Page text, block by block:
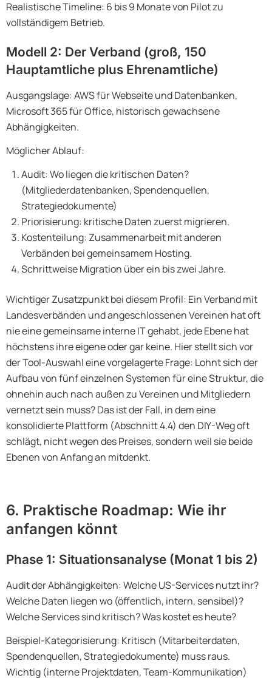
Realistische Timeline: 6 bis 9 Monate von Pilot zu
vollständigem Betrieb.
Modell 2: Der Verband (groß, 150
Hauptamtliche plus Ehrenamtliche)
Ausgangslage: AWS für Webseite und Datenbanken,
Microsoft 365 für Office, historisch gewachsene
Abhängigkeiten.
Möglicher Ablauf:
Audit: Wo liegen die kritischen Daten?
(Mitgliederdatenbanken, Spendenquellen,
Strategiedokumente)
Priorisierung: kritische Daten zuerst migrieren.
Kostenteilung: Zusammenarbeit mit anderen
Verbänden bei gemeinsamem Hosting.
Schrittweise Migration über ein bis zwei Jahre.
Wichtiger Zusatzpunkt bei diesem Profil: Ein Verband mit
Landesverbänden und angeschlossenen Vereinen hat oft
nie eine gemeinsame interne IT gehabt, jede Ebene hat
höchstens ihre eigene oder gar keine. Hier stellt sich vor
der Tool-Auswahl eine vorgelagerte Frage: Lohnt sich der
Aufbau von fünf einzelnen Systemen für eine Struktur, die
ohnehin auch nach außen zu Vereinen und Mitgliedern
vernetzt sein muss? Das ist der Fall, in dem eine
konsolidierte Plattform (Abschnitt 4.4) den DIY-Weg oft
schlägt, nicht wegen des Preises, sondern weil sie beide
Ebenen von Anfang an mitdenkt.
6. Praktische Roadmap: Wie ihr
anfangen könnt
Phase 1: Situationsanalyse (Monat 1 bis 2)
Audit der Abhängigkeiten: Welche US-Services nutzt ihr?
Welche Daten liegen wo (öffentlich, intern, sensibel)?
Welche Services sind kritisch? Was kostet es heute?
Beispiel-Kategorisierung: Kritisch (Mitarbeiterdaten,
Spendenquellen, Strategiedokumente) muss raus.
Wichtig (interne Projektdaten, Team-Kommunikation)